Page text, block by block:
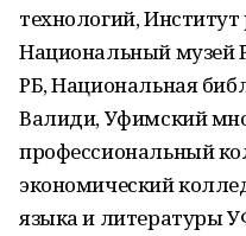
технологий, Институт
Национальный музей
РБ, Национальная
Валиди, Уфимский
профессиональный
экономический
языка и литературы